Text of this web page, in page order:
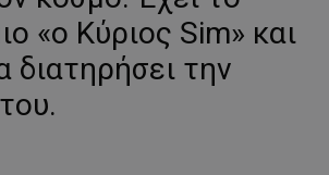
«ο Κύριος Sim» και
διατηρήσει την